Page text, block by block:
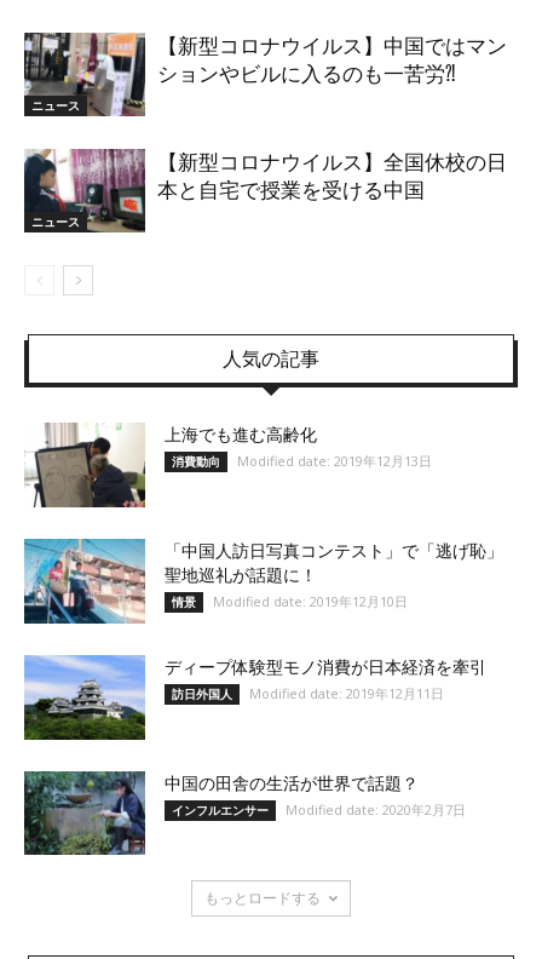
ニュース
【新型コロナウイルス】中国ではマン
ションやビルに入るのも一苦労⁈
ニュース
【新型コロナウイルス】全国休校の日
本と自宅で授業を受ける中国
人気の記事
上海でも進む高齢化
消費動向 Modified date: 2019年12月13日
「中国人訪日写真コンテスト」で「逃げ恥」
聖地巡礼が話題に！
情景 Modified date: 2019年12月10日
ディープ体験型モノ消費が日本経済を牽引
訪日外国人 Modified date: 2019年12月11日
中国の田舎の生活が世界で話題？
インフルエンサー Modified date: 2020年2月7日
もっとロードする